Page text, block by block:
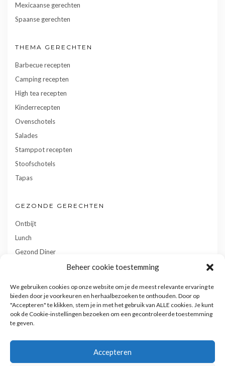
Beheer cookie toestemming
We gebruiken cookies op onze website om je de meest relevante ervaring te
bieden door je voorkeuren en herhaalbezoeken te onthouden. Door op
"Accepteren" te klikken, stem je in met het gebruik van ALLE cookies. Je kunt
ook de Cookie-instellingen bezoeken om een gecontroleerde toestemming
te geven.
Accepteren
Mexicaanse gerechten
Spaanse gerechten
THEMA GERECHTEN
Barbecue recepten
Camping recepten
High tea recepten
Kinderrecepten
Ovenschotels
Salades
Stamppot recepten
Stoofschotels
Tapas
GEZONDE GERECHTEN
Ontbijt
Lunch
Gezond Diner
Gebak